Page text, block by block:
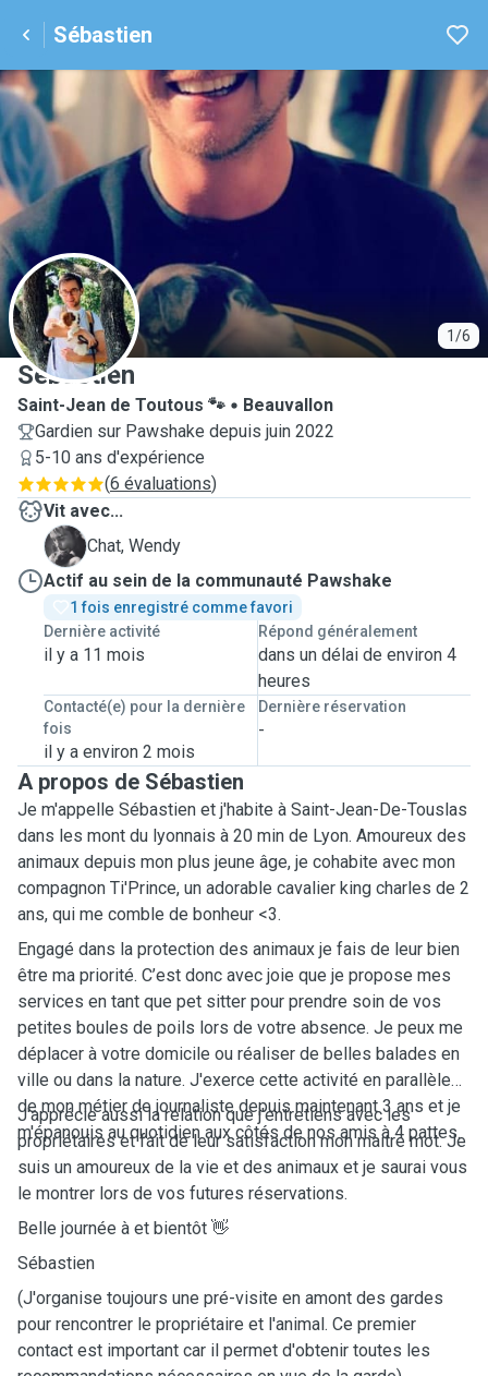
Sébastien
1/6
S
Sébastien
Saint-Jean de Toutous 🐾
Beauvallon
Gardien sur Pawshake depuis juin 2022
5-10 ans d'expérience
(6 évaluations)
Vit avec...
W
Chat, Wendy
Actif au sein de la communauté Pawshake
1 fois enregistré comme favori
Dernière activité
il y a 11 mois
Répond généralement
dans un délai de environ 4
heures
Contacté(e) pour la dernière
fois
il y a environ 2 mois
Dernière réservation
-
A propos de Sébastien
Je m'appelle Sébastien et j'habite à Saint-Jean-De-Touslas
dans les mont du lyonnais à 20 min de Lyon. Amoureux des
animaux depuis mon plus jeune âge, je cohabite avec mon
compagnon Ti'Prince, un adorable cavalier king charles de 2
ans, qui me comble de bonheur <3.
Engagé dans la protection des animaux je fais de leur bien
être ma priorité. C’est donc avec joie que je propose mes
services en tant que pet sitter pour prendre soin de vos
petites boules de poils lors de votre absence. Je peux me
déplacer à votre domicile ou réaliser de belles balades en
ville ou dans la nature. J'exerce cette activité en parallèle
de mon métier de journaliste depuis maintenant 3 ans et je
m'épanouis au quotidien aux côtés de nos amis à 4 pattes.
J'apprécie aussi la relation que j'entretiens avec les
propriétaires et fait de leur satisfaction mon maitre mot. Je
suis un amoureux de la vie et des animaux et je saurai vous
le montrer lors de vos futures réservations.
Belle journée à et bientôt 👋
Sébastien
(J'organise toujours une pré-visite en amont des gardes
pour rencontrer le propriétaire et l'animal. Ce premier
contact est important car il permet d'obtenir toutes les